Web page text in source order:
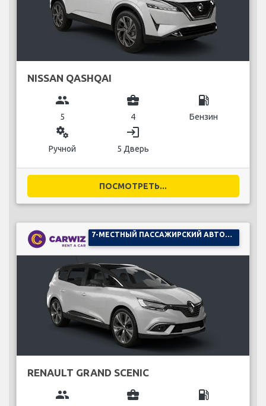
NISSAN QASHQAI
group
5
business_center
4
local_gas_station
Бензин
miscellaneous_services
Ручной
login
5 Дверь
ПОСМОТРЕТЬ...
RENAULT GRAND SCENIC
group business_center local_gas_station